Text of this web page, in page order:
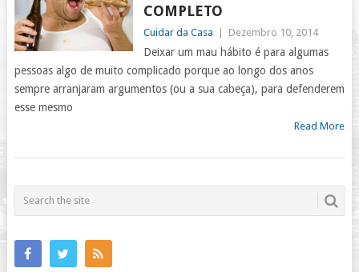
COMPLETO
Cuidar da Casa Dezembro 10, 2014
Deixar um mau hábito é para algumas
pessoas algo de muito complicado porque ao longo dos anos
sempre arranjaram argumentos (ou a sua cabeça), para defenderem
esse mesmo
Read More